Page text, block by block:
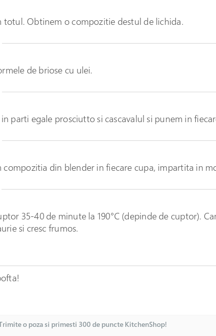
totul. Obtinem o compozitie destul de lichida.
de briose cu ulei.
parti egale prosciutto si cascavalul si punem in
compozitia din blender in fiecare cupa, impartita in
35-40 de minute la 190°C (depinde de cuptor).
si cresc frumos.
o poza si primesti 300 de puncte KitchenShop!